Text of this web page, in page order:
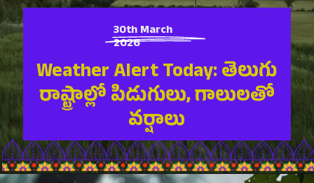
Weather Alert Today: తెలుగు
రాష్ట్రాల్లో పిడుగులు, గాలులతో
వర్షాలు
30th March
2026